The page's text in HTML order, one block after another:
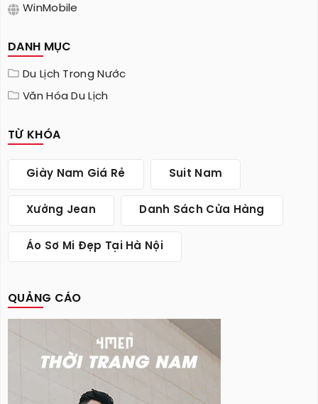
WinMobile
DANH MỤC
Du Lịch Trong Nước
Văn Hóa Du Lịch
TỪ KHÓA
Giày Nam Giá Rẻ Suit Nam
Xưởng Jean Danh Sách Cửa Hàng
Áo Sơ Mi Đẹp Tại Hà Nội
QUẢNG CÁO